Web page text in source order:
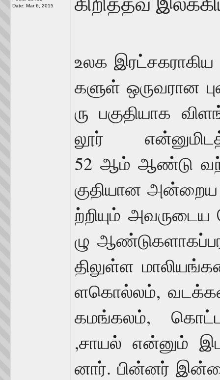
Date: Mar 6, 2015
உலக இரட்சகராகிய
களுள் ஒருவரான
ரு பகுதியாக
லூர்
52 ஆம் ஆண்டு
குதியான அன்றைய
ற்றியும் அவருடைய
ழு ஆண்டுகளாகப்
திலுள்ள
ளகொல்லம்,
கமங்கலம்,
,சாயல் என்னும்
னார். பின்னர்